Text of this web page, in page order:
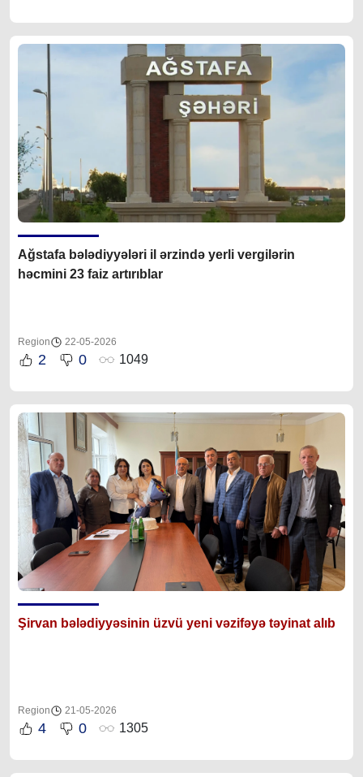
Ağstafa bələdiyyələri il ərzində yerli vergilərin
həcmini 23 faiz artırıblar
Region 22-05-2026
2 0 1049
Şirvan bələdiyyəsinin üzvü yeni vəzifəyə təyinat alıb
Region 21-05-2026
4 0 1305